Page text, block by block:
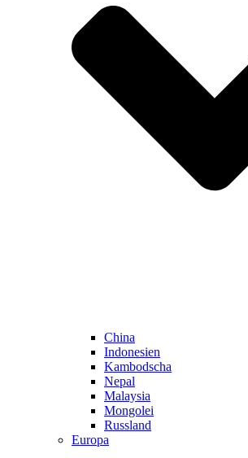
China
Indonesien
Kambodscha
Nepal
Malaysia
Mongolei
Russland
Europa